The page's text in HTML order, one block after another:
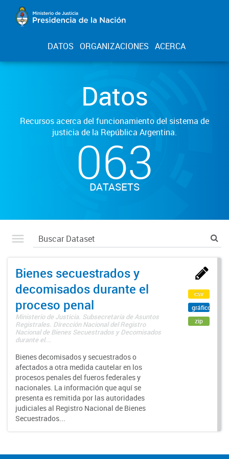
DATOS ORGANIZACIONES ACERCA
Datos
Recursos acerca del funcionamiento del sistema de
justicia de la República Argentina.
063
DATASETS
Bienes secuestrados y
decomisados durante el
proceso penal
Ministerio de Justicia. Subsecretaría de Asuntos
Registrales. Dirección Nacional del Registro
Nacional de Bienes Secuestrados y Decomisados
durante el...
Bienes decomisados y secuestrados o
afectados a otra medida cautelar en los
procesos penales del fueros federales y
nacionales. La información que aquí se
presenta es remitida por las autoridades
judiciales al Registro Nacional de Bienes
Secuestrados...
csv
gráfico
zip